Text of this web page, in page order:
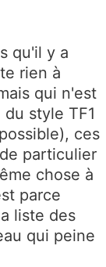
qu'il y a
rien à
qui n'est
style TF1
ces
particulier
chose à
parce
liste des
qui peine